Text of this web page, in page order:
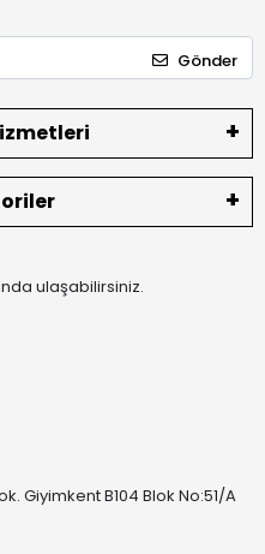
Gönder
ulaşabilirsiniz.
Giyimkent B104 Blok No:51/A